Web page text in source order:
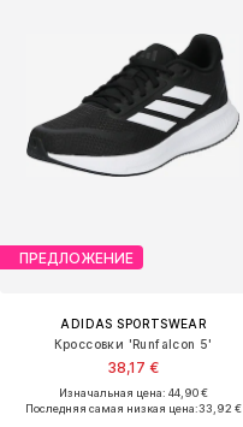
ПРЕДЛОЖЕНИЕ
ADIDAS SPORTSWEAR
Кроссовки 'Runfalcon 5'
38,17 €
Изначальная цена: 44,90 €
Последняя самая низкая цена:33,92 €